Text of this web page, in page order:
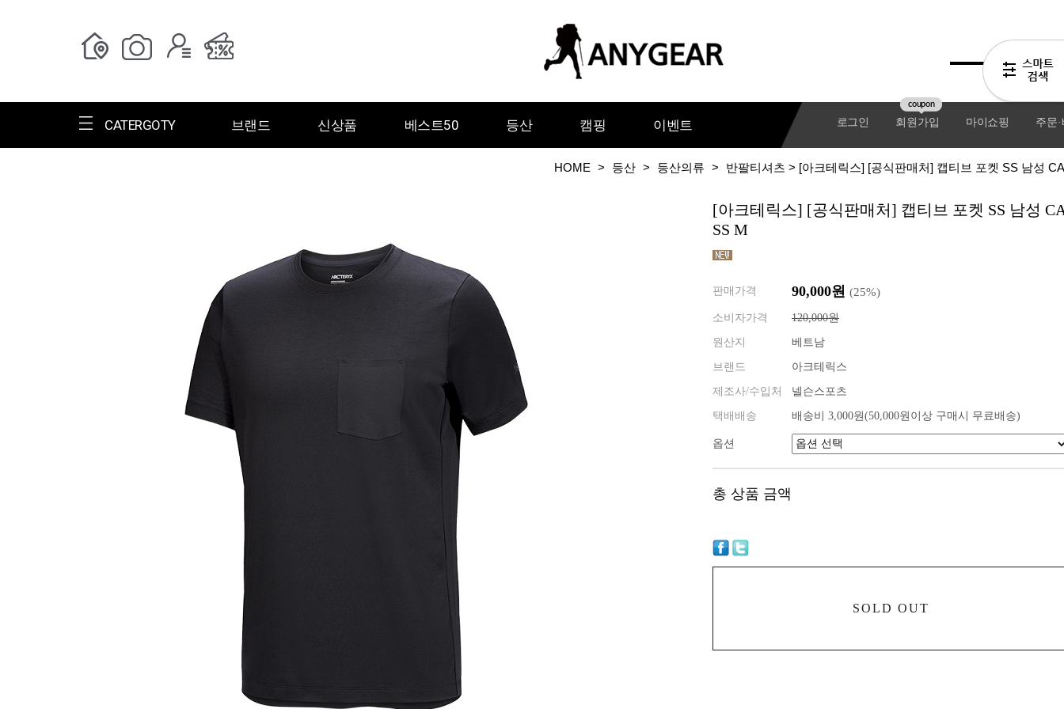
CATERGOTY 브랜드 신상품 베스트50 등산 캠핑 이벤트 로그인 회원가입
coupon
마이쇼핑 주문
ㄹ ㅅ ㅇ ㅋ ㅌ
그레이웨일디자인
HOME > 등산 > 등산의류 > 반팔티셔츠 > [아크테릭스] [공식판매처] 캡티브 포켓 SS 남성
[아크테릭스] [공식판매처] 캡티브 포켓 SS 남성
SS M
판매가격 90,000원 (25%)
소비자가격 120,000원
원산지 베트남
브랜드 아크테릭스
제조사/수입처 넬슨스포츠
택배배송 배송비 3,000원(50,000원이상 구매시 무료배송)
옵션
총 상품 금액
SOLD OUT